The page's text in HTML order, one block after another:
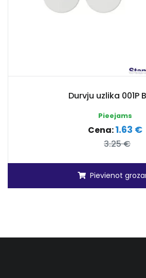
Durvju uzlika 001P
Pieejams
Cena:1.63 €
3.25 €
Pievienot